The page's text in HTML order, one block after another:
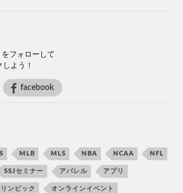
フォローして
よう！
facebook
MLB MLS NBA NCAA NFL
SSJセミナー アパレル アプリ
リンピック オンラインイベント